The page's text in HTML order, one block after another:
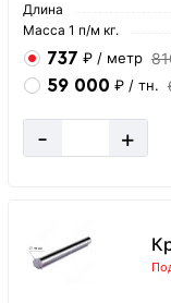
Длина
Масса 1 п/м кг.
737 ₽ / метр
59 000 ₽ / тн.
- +